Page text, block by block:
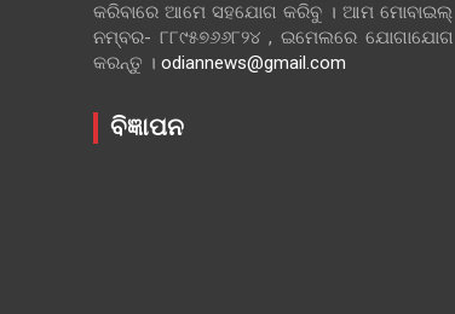
କରିବାରେ ଆମେ ସହଯୋଗ କରିବୁ । ଆମ ମୋବାଇଲ୍
ନମ୍ବର- ୮୮୯୫୭୬୬୮୨୪ , ଇମେଲରେ ଯୋଗାଯୋଗ
କରନ୍ତୁ । odiannews@gmail.com
ବିଜ୍ଞାପନ